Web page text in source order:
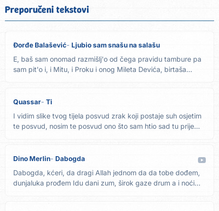
Preporučeni tekstovi
Đorđe Balašević Ljubio sam snašu na salašu
E, baš sam onomad razmišlj'o od čega pravidu tambure pa
sam pit'o i, i Mitu, i Proku i onog Mileta Devića, birtaša
Quassar Ti
I vidim slike tvog tijela posvud zrak koji postaje suh osjetim
te posvud, nosim te posvud ono što sam htio sad tu prije...
Dino Merlin Dabogda
Dabogda, kćeri, da dragi Allah jednom da da tobe dođem,
dunjaluka prođem Idu dani zum, širok gaze drum a i noći